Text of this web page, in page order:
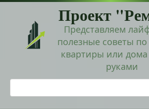
Перейти
Проект
Представляем
полезные советы
квартиры или
руками
Поиск: